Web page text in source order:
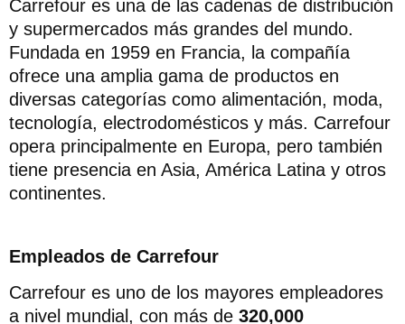
Carrefour es una de las cadenas de distribución
y supermercados más grandes del mundo.
Fundada en 1959 en Francia, la compañía
ofrece una amplia gama de productos en
diversas categorías como alimentación, moda,
tecnología, electrodomésticos y más. Carrefour
opera principalmente en Europa, pero también
tiene presencia en Asia, América Latina y otros
continentes.
Empleados de Carrefour
Carrefour es uno de los mayores empleadores
a nivel mundial, con más de 320,000